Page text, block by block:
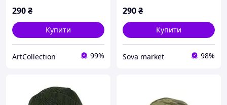
290₴
Купити
ArtСollection 99%
290₴
Купити
Sova market 98%